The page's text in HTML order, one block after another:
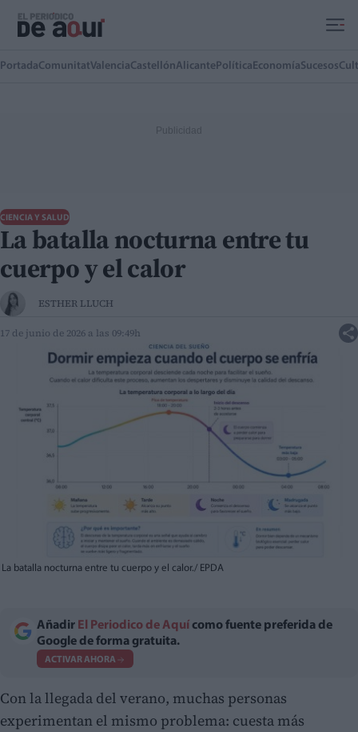
PortadaComunitatValenciaCastellónAlicante Política EconomíaSucesos
CIENCIA Y SALUD
La batalla nocturna entre tu
cuerpo y el calor
ESTHER LLUCH
17 de junio de 2026 a las 09:49h
La batalla nocturna entre tu cuerpo y el calor./ EPDA
Añadir El Periodico de Aquí como fuente preferida de
Google de forma gratuita.
ACTIVAR AHORA
Con la llegada del verano, muchas personas
experimentan el mismo problema: cuesta más